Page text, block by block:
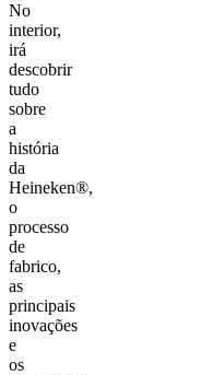
No
interior,
irá
descobrir
tudo
sobre
a
história
da
Heineken®,
o
processo
de
fabrico,
as
principais
inovações
e
os